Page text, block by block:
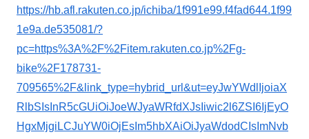
https://hb.afl.rakuten.co.jp/ichiba/1f991e99.f4fad644.1f99
1e9a.de535081/?
pc=https%3A%2F%2Fitem.rakuten.co.jp%2Fg-
bike%2F178731-
709565%2F&link_type=hybrid_url&ut=eyJwYWdlIjoiaX
RlbSIsInR5cGUiOiJoeWJyaWRfdXJsIiwic2l6ZSI6IjEyO
HgxMjgiLCJuYW0iOjEsIm5hbXAiOiJyaWdodCIsImNvb